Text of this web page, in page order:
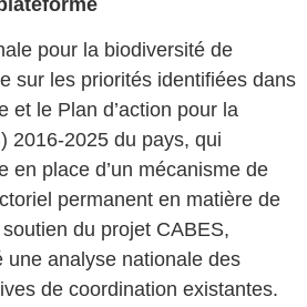
pour la biodiversité de
sur les priorités identifiées dans
et le Plan d’action pour la
2016-2025 du pays, qui
en place d’un mécanisme de
permanent en matière de
du projet CABES,
une analyse nationale des
de coordination existantes.